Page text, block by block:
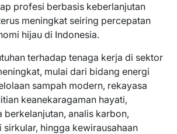
profesi berbasis keberlanjutan
meningkat seiring percepatan
hijau di Indonesia.
terhadap tenaga kerja di sektor
mulai dari bidang energi
sampah modern, rekayasa
keanekaragaman hayati,
berkelanjutan, analis karbon,
sirkular, hingga kewirausahaan